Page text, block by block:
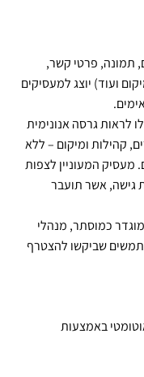
תמונה, פרטי קשר,
ועוד) יוצג למעסיקים
לראות גרסה אנונימית
קהילות ומיקום – ללא
המעוניין לצפות
גישה, אשר תועבר
כמוסתר, מנהלי
שביקשו להצטרף
באמצעות